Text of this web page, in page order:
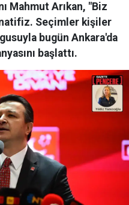
Mahmut Arıkan, "Biz
Seçimler kişiler
bugün Ankara'da
başlattı.